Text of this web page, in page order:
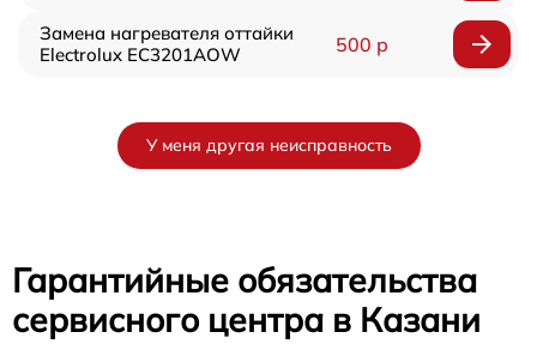
Замена нагревателя оттайки
Electrolux EC3201AOW
500 р
У меня другая неисправность
Гарантийные обязательства
сервисного центра в Казани